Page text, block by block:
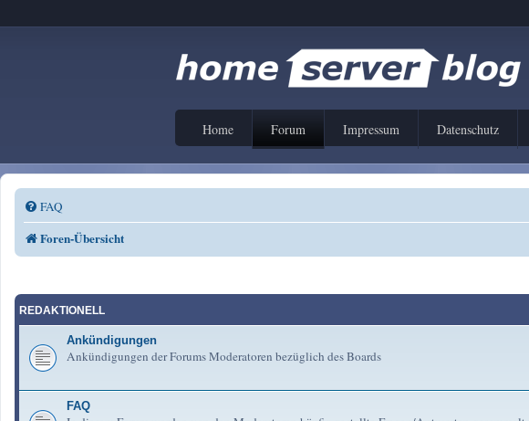
Home Forum Impressum Datenschutz
FAQ
Foren-Übersicht
REDAKTIONELL
Ankündigungen
Ankündigungen der Forums Moderatoren bezüglich des Boards
FAQ